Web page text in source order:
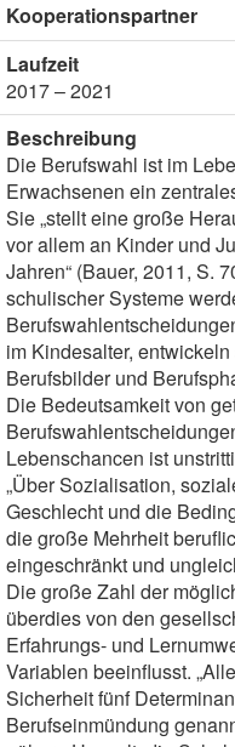
Kooperationspartner
Laufzeit
2017 – 2021
Beschreibung
Die Berufswahl ist im
Erwachsenen ein
Sie „stellt eine große
vor allem an Kinder und
Jahren“ (Bauer, 2011, S.
schulischer Systeme
im Kindesalter,
Berufsbilder und
Die Bedeutsamkeit von
Lebenschancen ist
„Über Sozialisation,
Geschlecht und die
die große Mehrheit
eingeschränkt und
Die große Zahl der
überdies von den
Erfahrungs- und
Variablen beeinflusst.
Sicherheit fünf
Berufseinmündung